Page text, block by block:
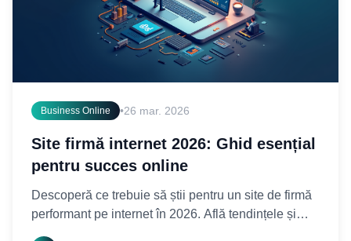
Business Online •26 mar. 2026
Site firmă internet 2026: Ghid esențial
pentru succes online
Descoperă ce trebuie să știi pentru un site de firmă
performant pe internet în 2026. Află tendințele și
strategiile cheie pentru a-ți asigura prezența online.